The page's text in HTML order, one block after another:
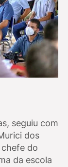
seguiu com
dos
do
da escola